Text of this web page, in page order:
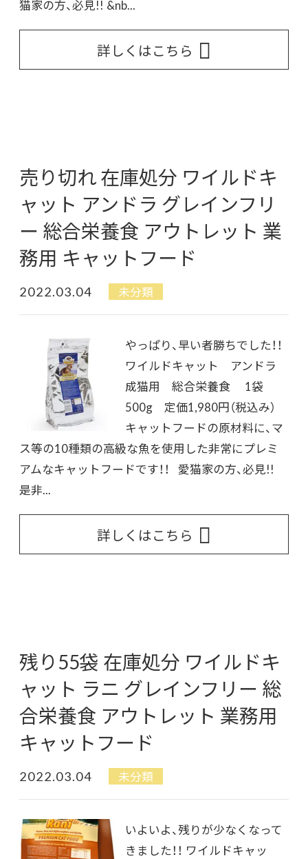
猫家の方、必見!! &nb...
詳しくはこちら
売り切れ 在庫処分 ワイルドキ
ャット アンドラ グレインフリ
ー 総合栄養食 アウトレット 業
務用 キャットフード
2022.03.04 未分類
やっぱり、早い者勝ちでした！！
ワイルドキャット アンドラ
成猫用 総合栄養食 1袋
500g 定価1,980円（税込み）
キャットフードの原材料に、マ
ス等の10種類の高級な魚を使用した非常にプレミ
アムなキャットフードです！！ 愛猫家の方、必見!!
是非...
詳しくはこちら
残り55袋 在庫処分 ワイルドキ
ャット ラニ グレインフリー 総
合栄養食 アウトレット 業務用
キャットフード
2022.03.04 未分類
いよいよ、残りが少なくなって
きました！！ ワイルドキャッ